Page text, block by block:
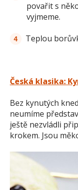
povařit s
vyjmeme.
Teplou
Česká klasika:
Bez kynutých
neumíme
ještě nezvládli
krokem. Jsou